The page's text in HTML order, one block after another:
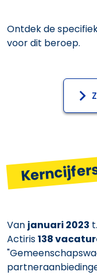
Ontdek de
voor dit beroep.
Van januari 2023
Actiris138